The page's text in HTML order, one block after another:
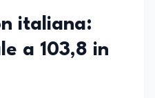
italiana:
a 103,8 in